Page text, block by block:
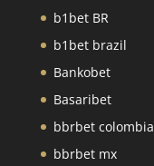
b1bet BR
b1bet brazil
Bankobet
Basaribet
bbrbet colombia
bbrbet mx